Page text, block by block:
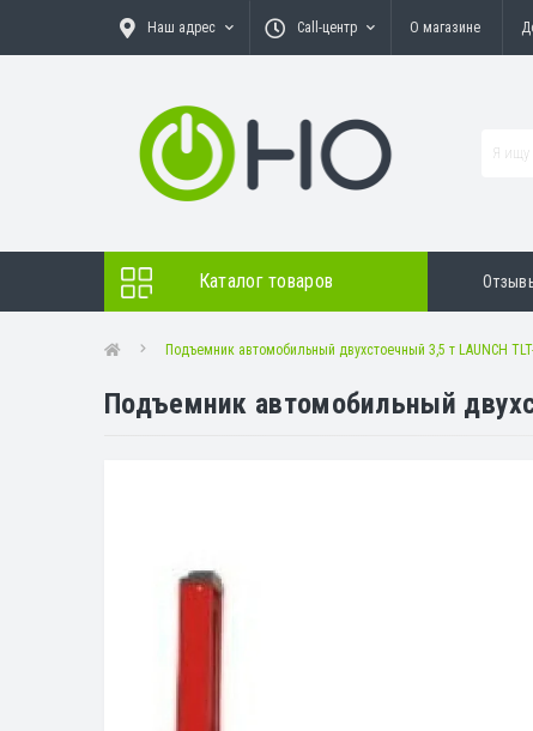
Наш адрес Call-центр О магазине
Каталог товаров
Подъемник автомобильный двухстоечный 3,5 т LAUNCH
Подъемник автомобильный